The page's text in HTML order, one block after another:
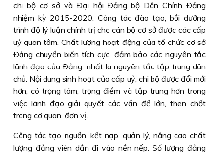
chi bộ cơ sở và Ðại hội Ðảng bộ Dân Chính Ðảng
nhiệm kỳ 2015-2020. Công tác đào tạo, bồi dưỡng
trình độ lý luận chính trị cho cán bộ cơ sở được các cấp
uỷ quan tâm. Chất lượng hoạt động của tổ chức cơ sở
Ðảng chuyển biến tích cực, đảm bảo các nguyên tắc
lãnh đạo của Ðảng, nhất là nguyên tắc tập trung dân
chủ. Nội dung sinh hoạt của cấp uỷ, chi bộ được đổi mới
hơn, có trọng tâm, trọng điểm và tập trung hơn trong
việc lãnh đạo giải quyết các vấn đề lớn, then chốt
trong cơ quan, đơn vị.
Công tác tạo nguồn, kết nạp, quản lý, nâng cao chất
lượng đảng viên dần đi vào nền nếp. Số lượng đảng